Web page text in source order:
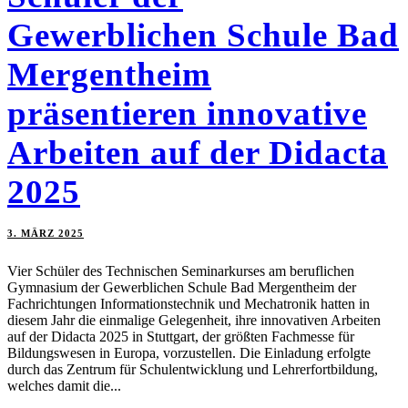
Gewerblichen Schule Bad
Mergentheim
präsentieren innovative
Arbeiten auf der Didacta
2025
3. MÄRZ 2025
Vier Schüler des Technischen Seminarkurses am beruflichen
Gymnasium der Gewerblichen Schule Bad Mergentheim der
Fachrichtungen Informationstechnik und Mechatronik hatten in
diesem Jahr die einmalige Gelegenheit, ihre innovativen Arbeiten
auf der Didacta 2025 in Stuttgart, der größten Fachmesse für
Bildungswesen in Europa, vorzustellen. Die Einladung erfolgte
durch das Zentrum für Schulentwicklung und Lehrerfortbildung,
welches damit die...